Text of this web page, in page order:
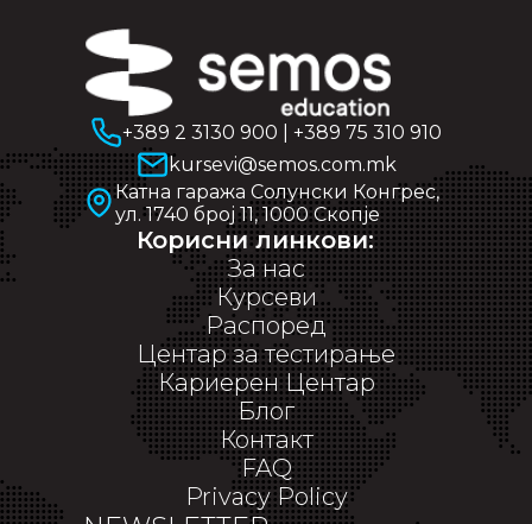
+389 2 3130 900
+389 75 310 910
kursevi@semos.com.mk
Катна гаража Солунски Конгрес,
ул. 1740 број 11, 1000 Скопје
Корисни линкови:
За нас
Курсеви
Распоред
Центар за тестирање
Кариерен Центар
Блог
Контакт
FAQ
Privacy Policy